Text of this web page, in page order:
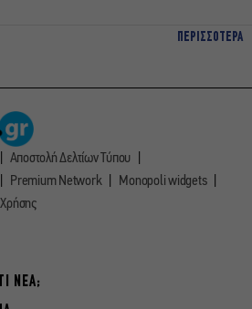
ΠΕΡΙΣΣΟΤΕΡΑ
Αποστολή Δελτίων Τύπου
Premium Network
Monopoli widgets
ΝΕΑ;